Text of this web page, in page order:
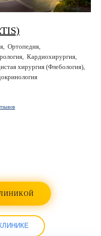
Ортопедия
Кардиохирургия
хирургия (Флебология)